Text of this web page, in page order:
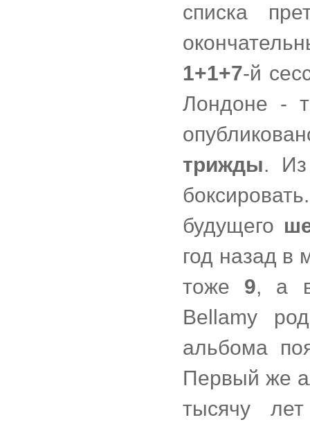
списка
1+1+7-й
Лондоне -
трижды. Из
будущего
год назад в
тоже 9, а
Bellamy
альбома
Первый же
тысячу